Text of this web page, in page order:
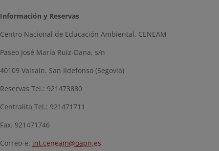
Información y Reservas
Centro Nacional de Educación Ambiental. CENEAM
Paseo José María Ruiz-Dana, s/n
40109 Valsaín. San Ildefonso (Segovia)
Reservas Tel.: 921473880
Centralita Tel.: 921471711
Fax. 921471746
Correo-e: int.ceneam@oapn.es